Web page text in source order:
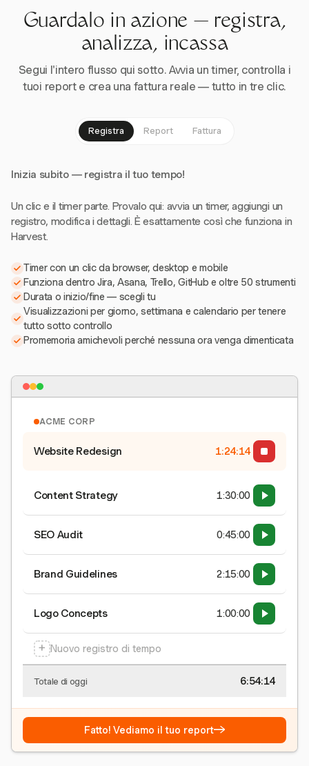
Guardalo in azione — registra,
analizza, incassa
Segui l'intero flusso qui sotto. Avvia un timer, controlla i
tuoi report e crea una fattura reale — tutto in tre clic.
Registra Report Fattura
Inizia subito — registra il tuo tempo!
Un clic e il timer parte. Provalo qui: avvia un timer, aggiungi un
registro, modifica i dettagli. È esattamente così che funziona in
Harvest.
Timer con un clic da browser, desktop e mobile
Funziona dentro Jira, Asana, Trello, GitHub e oltre 50 strumenti
Durata o inizio/fine — scegli tu
Visualizzazioni per giorno, settimana e calendario per tenere
tutto sotto controllo
Promemoria amichevoli perché nessuna ora venga dimenticata
ACME CORP
Website Redesign 1:24:15
Content Strategy 1:30:00
SEO Audit 0:45:00
Brand Guidelines 2:15:00
Logo Concepts 1:00:00
+ Nuovo registro di tempo
Totale di oggi 6:54:15
Fatto! Vediamo il tuo report→